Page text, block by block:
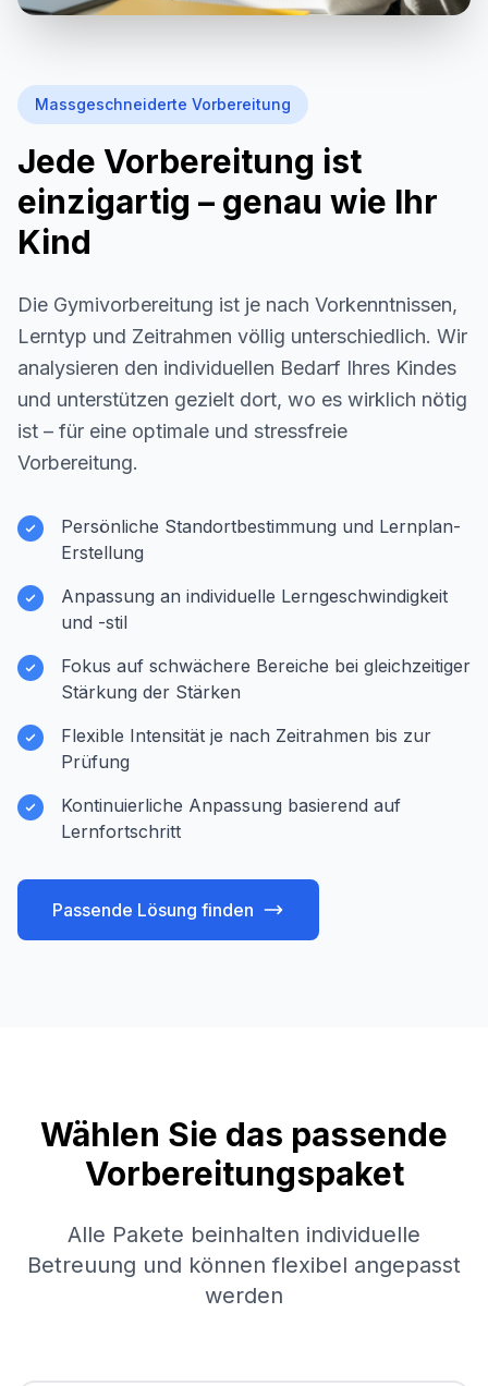
Massgeschneiderte Vorbereitung
Jede Vorbereitung ist
einzigartig – genau wie Ihr
Kind
Die Gymivorbereitung ist je nach Vorkenntnissen,
Lerntyp und Zeitrahmen völlig unterschiedlich. Wir
analysieren den individuellen Bedarf Ihres Kindes
und unterstützen gezielt dort, wo es wirklich nötig
ist – für eine optimale und stressfreie
Vorbereitung.
Persönliche Standortbestimmung und Lernplan-
Erstellung
Anpassung an individuelle Lerngeschwindigkeit
und -stil
Fokus auf schwächere Bereiche bei gleichzeitiger
Stärkung der Stärken
Flexible Intensität je nach Zeitrahmen bis zur
Prüfung
Kontinuierliche Anpassung basierend auf
Lernfortschritt
Passende Lösung finden
Wählen Sie das passende
Vorbereitungspaket
Alle Pakete beinhalten individuelle
Betreuung und können flexibel angepasst
werden